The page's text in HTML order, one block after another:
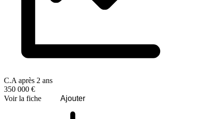
C.A après 2 ans
350 000 €
Voir la fiche
Ajouter